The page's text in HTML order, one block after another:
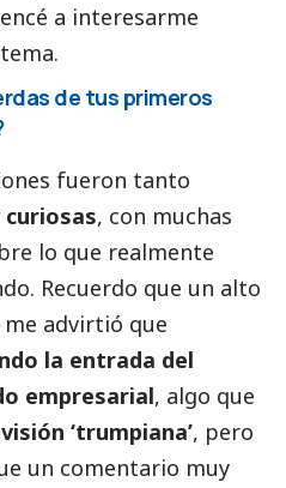
a interesarme
de tus primeros
fueron tanto
curiosas, con muchas
lo que realmente
Recuerdo que un alto
advirtió que
la entrada del
empresarial, algo que
‘trumpiana’, pero
un comentario muy